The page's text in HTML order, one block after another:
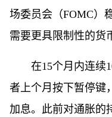
场委员会（FOMC）
需要更具限制性的货
在15个月内连续
者上个月按下暂停键
加息。此前对通胀的